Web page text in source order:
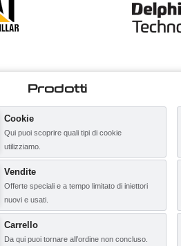
Prodotti
Cookie
Qui puoi scoprire quali tipi di cookie
utilizziamo.
Vendite
Offerte speciali e a tempo limitato di iniettori
nuovi e usati.
Carrello
Da qui puoi tornare all’ordine non concluso.